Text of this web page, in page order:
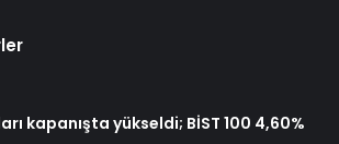
kapanışta yükseldi; BİST 100 4,60%